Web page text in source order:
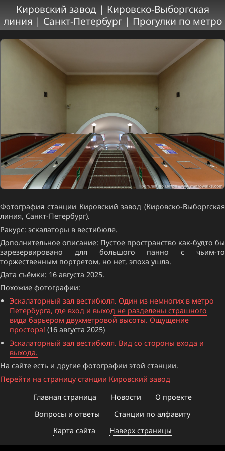
Кировский завод| Кировско-Выборгская
линия|Санкт-Петербург|Прогулки по метро
Фотография станции Кировский завод (Кировско-Выборгская
линия, Санкт-Петербург).
Ракурс: эскалаторы в вестибюле.
Дополнительное описание: Пустое пространство как-будто бы
зарезервировано для большого панно с чьим-то
торжественным портретом, но нет, эпоха ушла.
Дата съёмки: 16 августа 2025.
Похожие фотографии:
Эскалаторный зал вестибюля. Один из немногих в метро
Петербурга, где вход и выход не разделены страшного
вида барьером двухметровой высоты. Ощущение
простора! (16 августа 2025)
Эскалаторный зал вестибюля. Вид со стороны входа и
выхода.
На сайте есть и другие фотографии этой станции.
Перейти на страницу станции Кировский завод
Главная страница
Новости
О проекте
Вопросы и ответы
Станции по алфавиту
Карта сайта
Наверх страницы